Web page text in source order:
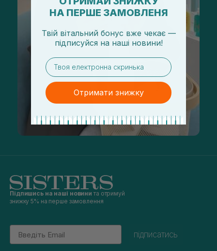
Підпишись на наші новини та отримуй
знижку 5% на перше замовлення
Email
підписатись
НА ПЕРШЕ ЗАМОВЛЕНЯ
Твій вітальний бонус вже чекає —
підписуйся на наші новини!
email
Отримати знижку